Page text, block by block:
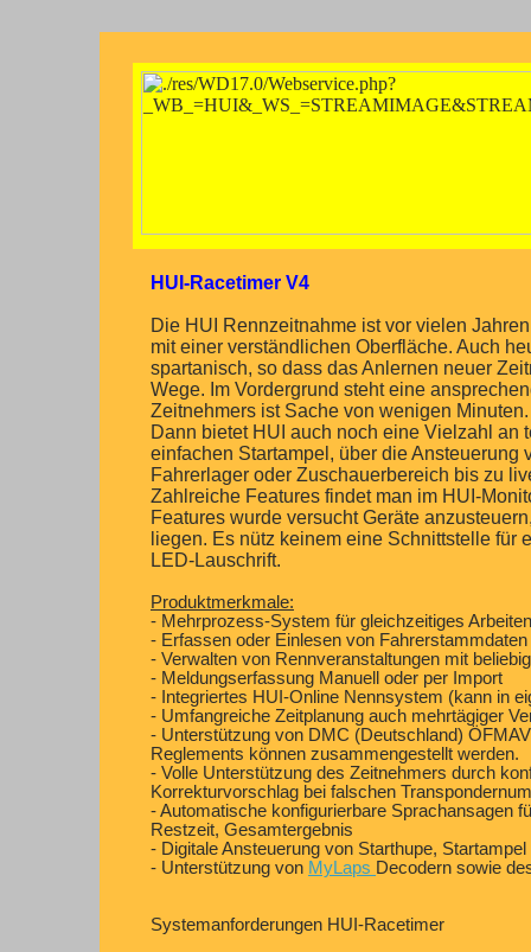
HUI-Racetimer V4
Die HUI Rennzeitnahme ist vor vielen
mit einer verständlichen Oberfläche. Auch
spartanisch, so dass das Anlernen neuer
Wege. Im Vordergrund steht eine
Zeitnehmers ist Sache von wenigen Minuten.
Dann bietet HUI auch noch eine Vielzahl
einfachen Startampel, über die
Fahrerlager oder Zuschauerbereich bis zu
Zahlreiche Features findet man im HUI-
Features wurde versucht Geräte
liegen. Es nütz keinem eine Schnittstelle
LED-Lauschrift.
Produktmerkmale:
- Mehrprozess-System für gleichzeitiges
- Erfassen oder Einlesen von Fahrerstammdaten
- Verwalten von Rennveranstaltungen mit
- Meldungserfassung Manuell oder per Import
- Integriertes HUI-Online Nennsystem (kann in
- Umfangreiche Zeitplanung auch mehrtägiger
- Unterstützung von DMC (Deutschland)
Reglements können zusammengestellt werden.
- Volle Unterstützung des Zeitnehmers durch
Korrekturvorschlag bei falschen
- Automatische konfigurierbare Sprachansagen
Restzeit, Gesamtergebnis
- Digitale Ansteuerung von Starthupe,
- Unterstützung von MyLaps Decodern sowie
Systemanforderungen HUI-Racetimer